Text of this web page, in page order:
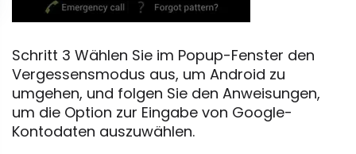
Schritt 3 Wählen Sie im Popup-Fenster den
Vergessensmodus aus, um Android zu
umgehen, und folgen Sie den Anweisungen,
um die Option zur Eingabe von Google-
Kontodaten auszuwählen.